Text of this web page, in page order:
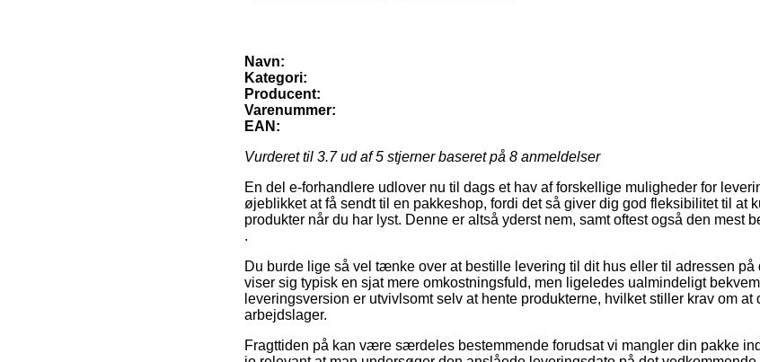
Navn:
Kategori:
Producent:
Varenummer:
EAN:
Vurderet til 3.7ud af 5 stjerner baseret på 8 anmeldelser
En del e-forhandlere udlover nu til dags et hav af forskellige muligheder for
øjeblikket at få sendt til en pakkeshop, fordi det så giver dig god fleksibilitet til at
produkter når du har lyst. Denne er altså yderst nem, samt oftest også den mest
.
Du burde lige så vel tænke over at bestille levering til dit hus eller til adressen
viser sig typisk en sjat mere omkostningsfuld, men ligeledes ualmindeligt
leveringsversion er utvivlsomt selv at hente produkterne, hvilket stiller krav om
arbejdslager.
Fragttiden på kan være særdeles bestemmende forudsat vi mangler din pakke